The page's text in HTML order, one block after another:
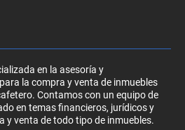
en la asesoría y
la compra y venta de inmuebles
Contamos con un equipo de
en temas financieros, jurídicos y
y venta de todo tipo de inmuebles.